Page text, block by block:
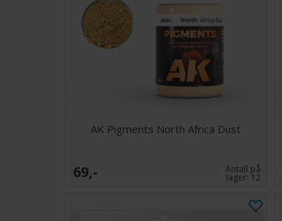
AK Pigments North Africa Dust
69,- Antall på
lager: 12